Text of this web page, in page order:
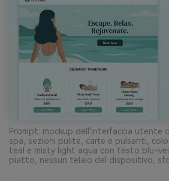
Prompt: mockup dell'interfaccia utente
spa, sezioni pulite, carte e pulsanti,
teal e misty light aqua con testo blu-
piatto, nessun telaio del dispositivo,